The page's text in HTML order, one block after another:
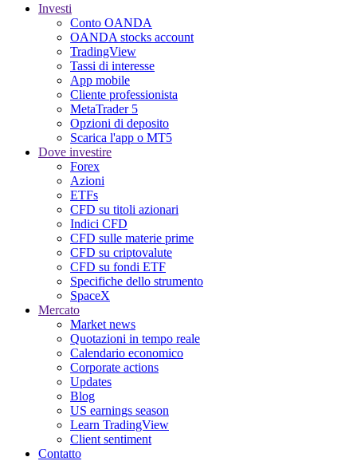
Investi
Conto OANDA
OANDA stocks account
TradingView
Tassi di interesse
App mobile
Cliente professionista
MetaTrader 5
Opzioni di deposito
Scarica l'app o MT5
Dove investire
Forex
Azioni
ETFs
CFD su titoli azionari
Indici CFD
CFD sulle materie prime
CFD su criptovalute
CFD su fondi ETF
Specifiche dello strumento
SpaceX
Mercato
Market news
Quotazioni in tempo reale
Calendario economico
Corporate actions
Updates
Blog
US earnings season
Learn TradingView
Client sentiment
Contatto